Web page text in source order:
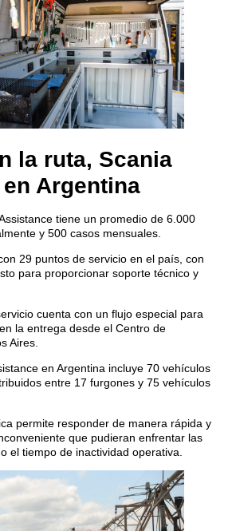
la ruta, Scania
Argentina
tiene un promedio de 6.000
y 500 casos mensuales.
29 puntos de servicio en el país, con
para proporcionar soporte técnico y
cuenta con un flujo especial para
la entrega desde el Centro de
Aires.
en Argentina incluye 70 vehículos
entre 17 furgones y 75 vehículos
permite responder de manera rápida y
que pudieran enfrentar las
el tiempo de inactividad operativa.